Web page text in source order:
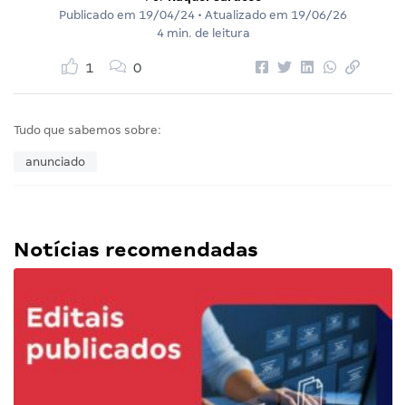
Publicado em 19/04/24 • Atualizado em 19/06/26
4 min. de leitura
1 0
Tudo que sabemos sobre:
anunciado
Notícias recomendadas